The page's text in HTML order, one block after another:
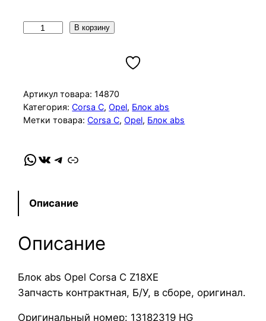
ч
е
с
в
о
р
Б
л
В корзину
Артикул товара: 14870
Категория:Corsa C, Opel, Блок abs
Метки товара:Corsa C, Opel, Блок abs
WhatsApp VK Telegram Link
Описание
Описание
Блок abs Opel Corsa C Z18XE
Запчасть контрактная, Б/У, в сборе, оригинал.
Оригинальный номер: 13182319 HG